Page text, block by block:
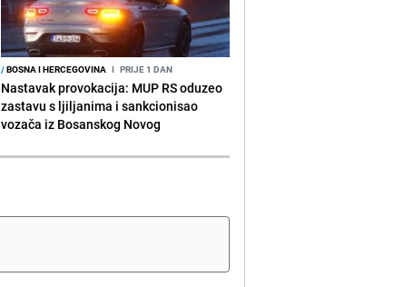
/BOSNA I HERCEGOVINA I PRIJE 1 DAN
Nastavak provokacija: MUP RS oduzeo
zastavu s ljiljanima i sankcionisao
vozača iz Bosanskog Novog